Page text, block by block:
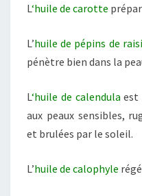
L‘huile de carotte
L’huile de pépins de
pénètre bien dans la
L‘huile de calendula est
aux peaux sensibles,
et brulées par le soleil.
L’huile de calophyle